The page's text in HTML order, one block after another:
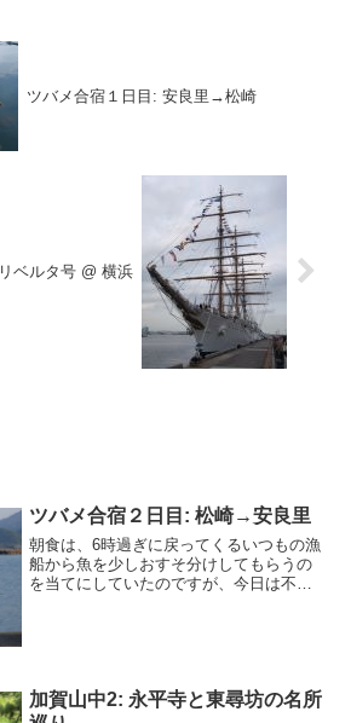
ツバメ合宿１日目: 安良里→松崎
リベルタ号 @ 横浜
ツバメ合宿２日目: 松崎→安良里
朝食は、6時過ぎに戻ってくるいつもの漁
船から魚を少しおすそ分けしてもらうの
を当てにしていたのですが、今日は不漁
加賀山中2: 永平寺と東尋坊の名所